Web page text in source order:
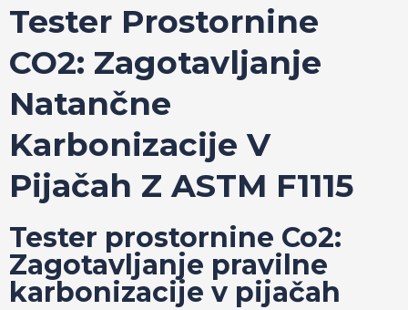
Tester Prostornine
CO2: Zagotavljanje
Natančne
Karbonizacije V
Pijačah Z ASTM F1115
Tester prostornine Co2:
Zagotavljanje pravilne
karbonizacije v pijačah